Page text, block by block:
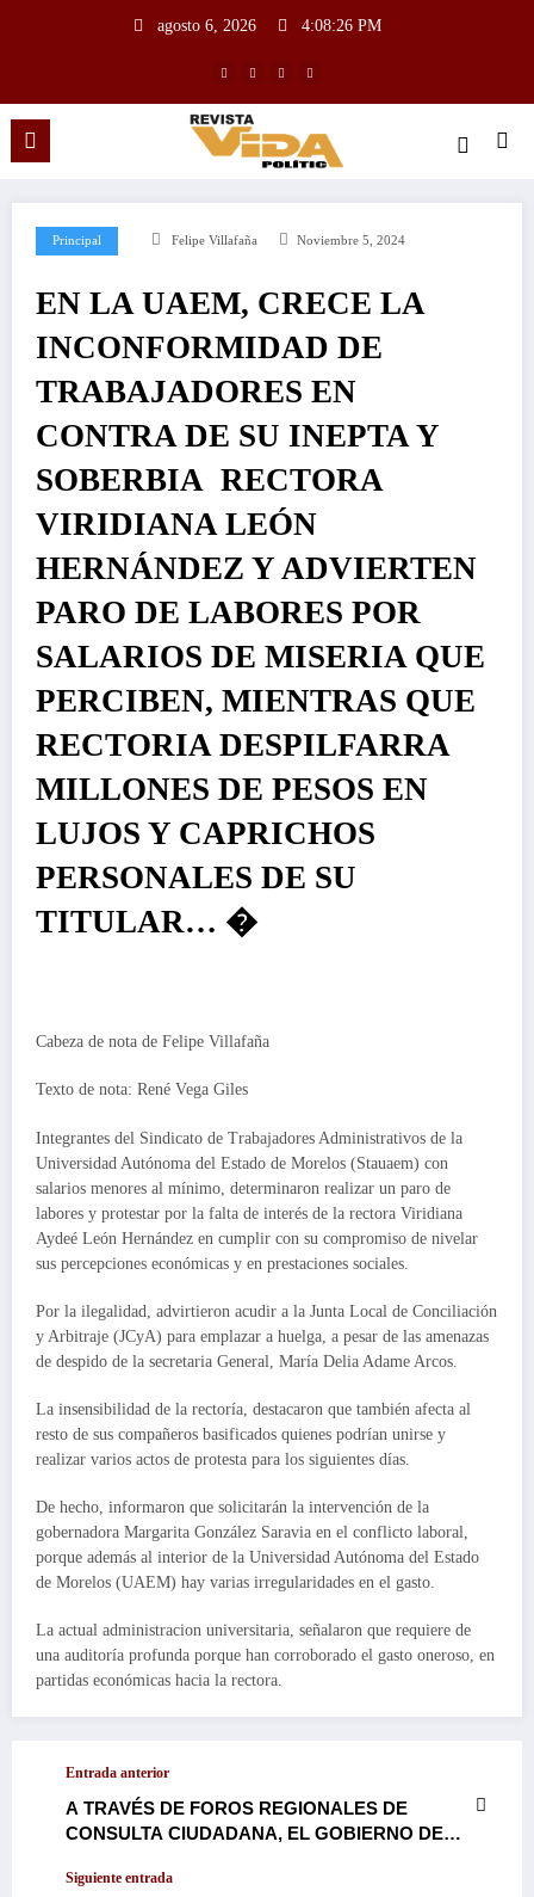
agosto 6, 2026 4:08:27 PM
Principal Felipe Villafaña Noviembre 5, 2024
EN LA UAEM, CRECE LA
INCONFORMIDAD DE
TRABAJADORES EN
CONTRA DE SU INEPTA Y
SOBERBIA RECTORA
VIRIDIANA LEÓN
HERNÁNDEZ Y ADVIERTEN
PARO DE LABORES POR
SALARIOS DE MISERIA QUE
PERCIBEN, MIENTRAS QUE
RECTORIA DESPILFARRA
MILLONES DE PESOS EN
LUJOS Y CAPRICHOS
PERSONALES DE SU
TITULAR… �
Cabeza de nota de Felipe Villafaña
Texto de nota: René Vega Giles
Integrantes del Sindicato de Trabajadores Administrativos de la
Universidad Autónoma del Estado de Morelos (Stauaem) con
salarios menores al mínimo, determinaron realizar un paro de
labores y protestar por la falta de interés de la rectora Viridiana
Aydeé León Hernández en cumplir con su compromiso de nivelar
sus percepciones económicas y en prestaciones sociales.
Por la ilegalidad, advirtieron acudir a la Junta Local de Conciliación
y Arbitraje (JCyA) para emplazar a huelga, a pesar de las amenazas
de despido de la secretaria General, María Delia Adame Arcos.
La insensibilidad de la rectoría, destacaron que también afecta al
resto de sus compañeros basificados quienes podrían unirse y
realizar varios actos de protesta para los siguientes días.
De hecho, informaron que solicitarán la intervención de la
gobernadora Margarita González Saravia en el conflicto laboral,
porque además al interior de la Universidad Autónoma del Estado
de Morelos (UAEM) hay varias irregularidades en el gasto.
La actual administracion universitaria, señalaron que requiere de
una auditoría profunda porque han corroborado el gasto oneroso, en
partidas económicas hacia la rectora.
Entrada anterior
A TRAVÉS DE FOROS REGIONALES DE
CONSULTA CIUDADANA, EL GOBIERNO DE
ESCUCHARÁ A TODOS LOS MORELENSES,
Siguiente entrada